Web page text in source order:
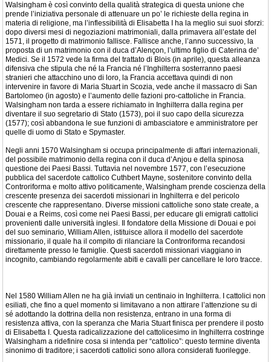
Walsingham è così convinto della qualità strategica di questa unione che
prende l’iniziativa personale di attenuare un po’ le richieste della regina in
materia di religione, ma l’inflessibilità di Elisabetta I ha la meglio sui suoi sforzi:
dopo diversi mesi di negoziazioni matrimoniali, dalla primavera all’estate del
1571, il progetto di matrimonio fallisce. Fallisce anche, l’anno successivo, la
proposta di un matrimonio con il duca d’Alençon, l’ultimo figlio di Caterina de’
Medici. Se il 1572 vede la firma del trattato di Blois (in aprile), questa alleanza
difensiva che stipula che né la Francia né l’Inghilterra sosterranno paesi
stranieri che attacchino uno di loro, la Francia accettava quindi di non
intervenire in favore di Maria Stuart in Scozia, vede anche il massacro di San
Bartolomeo (in agosto) e l’aumento delle fazioni pro-cattoliche in Francia.
Walsingham non tarda a essere richiamato in Inghilterra dalla regina per
diventare il suo segretario di Stato (1573), poi il suo capo della sicurezza
(1577); così abbandona le sue funzioni di ambasciatore e amministratore per
quelle di uomo di Stato e Spymaster.
Negli anni 1570 Walsingham si occupa principalmente di affari internazionali,
del possibile matrimonio della regina con il duca d’Anjou e della spinosa
questione dei Paesi Bassi. Tuttavia nel novembre 1577, con l’esecuzione
pubblica del sacerdote cattolico Cuthbert Mayne, sostenitore convinto della
Controriforma e molto attivo politicamente, Walsingham prende coscienza della
crescente presenza dei sacerdoti missionari in Inghilterra e del pericolo
crescente che rappresentano. Diverse missioni cattoliche sono state create, a
Douai e a Reims, così come nei Paesi Bassi, per educare gli emigrati cattolici
provenienti dalle università inglesi. Il fondatore della Missione di Douai e poi
del suo seminario, William Allen, istituisce allora il modello del sacerdote
missionario, il quale ha il compito di rilanciare la Controriforma recandosi
direttamente presso le famiglie. Questi sacerdoti missionari viaggiano in
incognito, cambiando regolarmente abiti e cavalli per cancellare le loro tracce.
Nel 1580 William Allen ne ha già inviati un centinaio in Inghilterra. I cattolici non
esiliati, che fino a quel momento si limitavano a non attirare l’attenzione su di
sé adottando la dottrina della non resistenza, entrano in una forma di
resistenza attiva, con la speranza che Maria Stuart finisca per prendere il posto
di Elisabetta I. Questa radicalizzazione del cattolicesimo in Inghilterra costringe
Walsingham a ridefinire cosa si intenda per “cattolico”: questo termine diventa
sinonimo di traditore; i sacerdoti cattolici sono allora considerati fuorilegge.